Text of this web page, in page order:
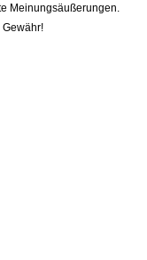
Meinungsäußerungen.